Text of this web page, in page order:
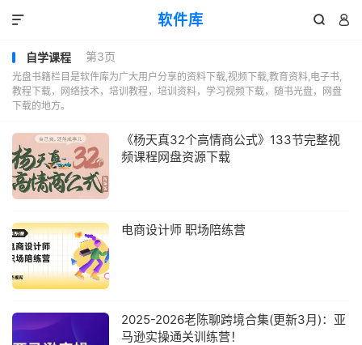
软件库  

自学课程 第3页
光盘书籍栏目是软件库为广大用户分享的资料下载,视频下载,教育资料,电子书,
教程下载，网络技术，培训教程，培训资料，学习视频下载，随书光盘，网盘
下载的地方。
《杨天真32个高情商公式》133节完整视
频课程网盘资源下载
电商设计师 职场陪练营
2025-2026老陈聊跨境合集(更新3月)：亚
马逊实操通关训练营！